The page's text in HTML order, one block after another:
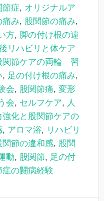
節症, オリジナルア
痛み, 股関節の痛み,
方, 脚の付け根の違
リハビリと体ケア
関節ケアの両輪 習
, 足の付け根の痛み,
会, 股関節痛, 変形
会, セルフケア, 人
強化と股関節ケアの
, アロマ浴, リハビリ
関節の違和感, 股関
動, 股関節, 足の付
の闘病経験